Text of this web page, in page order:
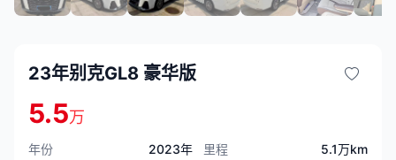
23年别克GL8 豪华版
5.5万
年份 2023年 里程
5.1万km